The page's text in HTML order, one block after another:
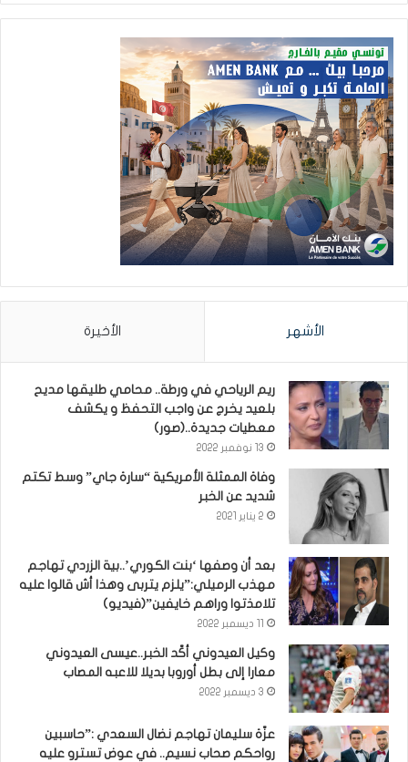
الأشهر الأخيرة
ريم الرياحي في ورطة.. محامي طليقها مديح
بلعيد يخرج عن واجب التحفظ و يكشف
معطيات جديدة..(صور)
13 نوفمبر 2022
وفاة الممثلة الأمريكية “سارة جاي” وسط تكتم
شديد عن الخبر
2 يناير 2021
بعد أن وصفها ‘بنت الكوري’..بية الزردي تهاجم
مهذب الرميلي:”يلزم يتربى وهذا أش قالوا عليه
تلامذتوا وراهم خايفين”(فيديو)
وكيل العيدوني أكّد الخبر..عيسى العيدوني
معارا إلى بطل أوروبا بديلا للاعبه المصاب
3 ديسمبر 2022
عزّة سليمان تهاجم نضال السعدي :”حاسبين
رواحكم صحاب نسيم.. في عوض تسترو عليه